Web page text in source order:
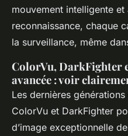
mouvement intelligente
reconnaissance, chaque
la surveillance, même
ColorVu, DarkFighter
avancée : voir
Les dernières
ColorVu et DarkFighter
d’image exceptionnelle